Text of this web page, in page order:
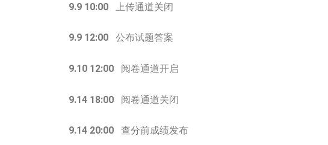
9.9 10:00 上传通道关闭
9.9 12:00 公布试题答案
9.10 12:00 阅卷通道开启
9.14 18:00 阅卷通道关闭
9.14 20:00 查分前成绩发布